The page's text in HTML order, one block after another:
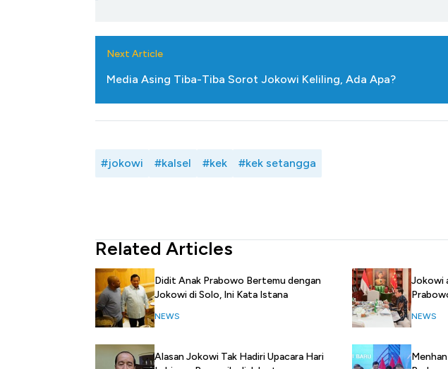
Next Article
Media Asing Tiba-Tiba Sorot Jokowi Keliling, Ada Apa?
#jokowi #kalsel #kek #kek setangga
Related Articles
Didit Anak Prabowo Bertemu dengan
Jokowi di Solo, Ini Kata Istana
NEWS
Alasan Jokowi Tak Hadiri Upacara Hari
Jokowi
NEWS